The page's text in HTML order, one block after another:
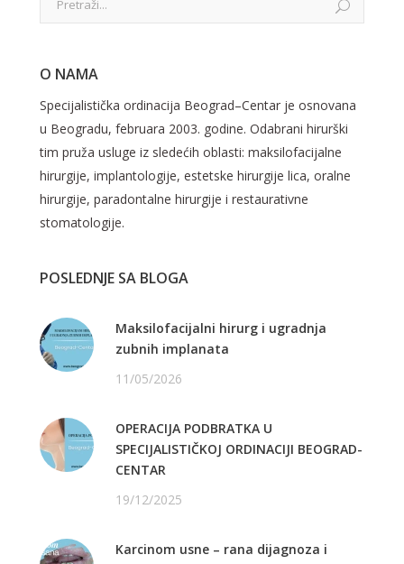
O NAMA
Specijalistička ordinacija Beograd–Centar je osnovana
u Beogradu, februara 2003. godine. Odabrani hirurški
tim pruža usluge iz sledećih oblasti: maksilofacijalne
hirurgije, implantologije, estetske hirurgije lica, oralne
hirurgije, paradontalne hirurgije i restaurativne
stomatologije.
POSLEDNJE SA BLOGA
Maksilofacijalni hirurg i ugradnja
zubnih implanata
11/05/2026
OPERACIJA PODBRATKA U
SPECIJALISTIČKOJ ORDINACIJI BEOGRAD-
CENTAR
19/12/2025
Karcinom usne – rana dijagnoza i